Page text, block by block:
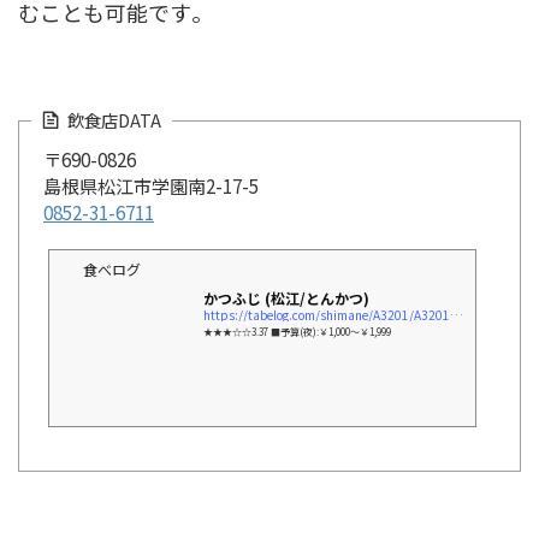
むことも可能です​。
飲食店DATA
〒690-0826
島根県松江市学園南2-17-5
0852-31-6711
食べログ
かつふじ (松江/とんかつ)
https://tabelog.com/shimane/A3201/A320101/32000392/
★★★☆☆3.37 ■予算(夜):￥1,000～￥1,999